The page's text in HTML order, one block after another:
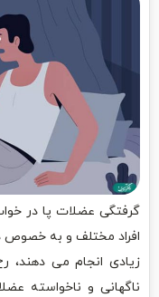
گرفتگی عضلات پا در
افراد مختلف و به خصوص
زیادی انجام می
ناگهانی و ناخواسته